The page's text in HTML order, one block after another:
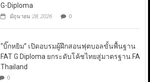
G-Diploma
มิถุนายน 28, 2026 0
“บิ๊กหยิม” เปิดอบรมผู้ฝึกสอนฟุตบอลขั้นพื้นฐาน
FAT G Diploma ยกระดับโค้ชไทยสู่มาตรฐาน FA
Thailand
0